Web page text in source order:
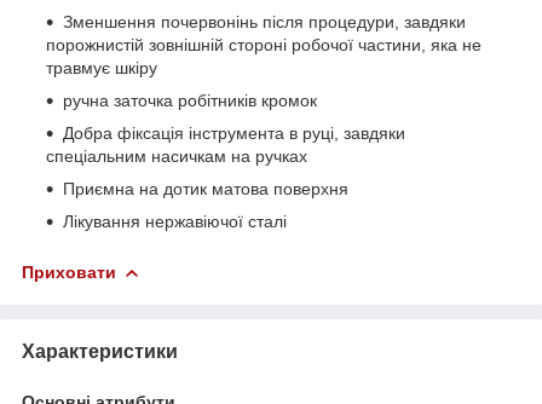
Зменшення почервонінь після процедури, завдяки
порожнистій зовнішній стороні робочої частини, яка не
травмує шкіру
ручна заточка робітників кромок
Добра фіксація інструмента в руці, завдяки
спеціальним насичкам на ручках
Приємна на дотик матова поверхня
Лікування нержавіючої сталі
Приховати
Характеристики